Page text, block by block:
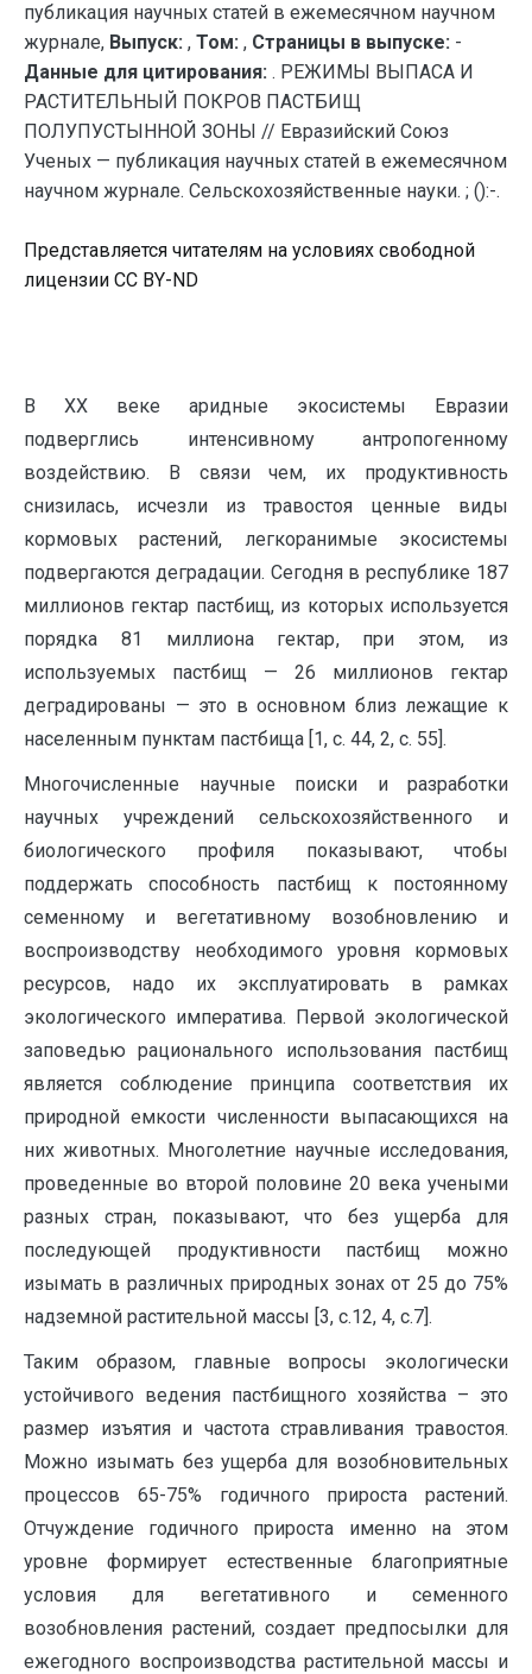
публикация научных статей в ежемесячном научном
журнале, Выпуск: , Том: , Страницы в выпуске: -
Данные для цитирования: . РЕЖИМЫ ВЫПАСА И
РАСТИТЕЛЬНЫЙ ПОКРОВ ПАСТБИЩ
ПОЛУПУСТЫННОЙ ЗОНЫ // Евразийский Союз
Ученых — публикация научных статей в ежемесячном
научном журнале. Сельскохозяйственные науки. ; ():-.
Представляется читателям на условиях свободной
лицензии CC BY-ND
В XX веке аридные экосистемы Евразии
подверглись интенсивному антропогенному
воздействию. В связи чем, их продуктивность
снизилась, исчезли из травостоя ценные виды
кормовых растений, легкоранимые экосистемы
подвергаются деградации. Сегодня в республике 187
миллионов гектар пастбищ, из которых используется
порядка 81 миллиона гектар, при этом, из
используемых пастбищ — 26 миллионов гектар
деградированы — это в основном близ лежащие к
населенным пунктам пастбища [1, с. 44, 2, с. 55].
Многочисленные научные поиски и разработки
научных учреждений сельскохозяйственного и
биологического профиля показывают, чтобы
поддержать способность пастбищ к постоянному
семенному и вегетативному возобновлению и
воспроизводству необходимого уровня кормовых
ресурсов, надо их эксплуатировать в рамках
экологического императива. Первой экологической
заповедью рационального использования пастбищ
является соблюдение принципа соответствия их
природной емкости численности выпасающихся на
них животных. Многолетние научные исследования,
проведенные во второй половине 20 века учеными
разных стран, показывают, что без ущерба для
последующей продуктивности пастбищ можно
изымать в различных природных зонах от 25 до 75%
надземной растительной массы [3, с.12, 4, с.7].
Таким образом, главные вопросы экологически
устойчивого ведения пастбищного хозяйства – это
размер изъятия и частота стравливания травостоя.
Можно изымать без ущерба для возобновительных
процессов 65-75% годичного прироста растений.
Отчуждение годичного прироста именно на этом
уровне формирует естественные благоприятные
условия для вегетативного и семенного
возобновления растений, создает предпосылки для
ежегодного воспроизводства растительной массы и